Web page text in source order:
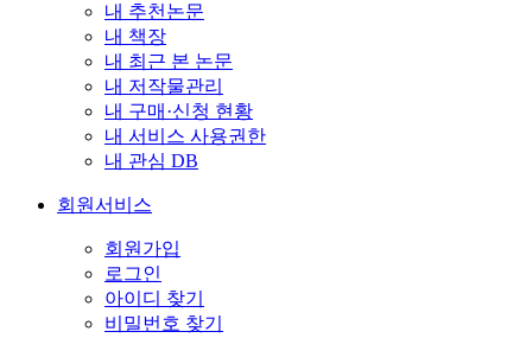
내 추천논문
내 책장
내 최근 본 논문
내 저작물관리
내 구매·신청 현황
내 서비스 사용권한
내 관심 DB
회원서비스
회원가입
로그인
아이디 찾기
비밀번호 찾기